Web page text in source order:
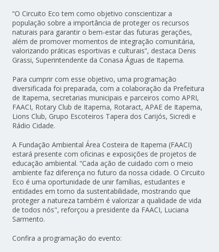
“O Circuito Eco tem como objetivo conscientizar a
população sobre a importância de proteger os recursos
naturais para garantir o bem-estar das futuras gerações,
além de promover momentos de integração comunitária,
valorizando práticas esportivas e culturais”, destaca Denis
Grassi, Superintendente da Conasa Águas de Itapema.
Para cumprir com esse objetivo, uma programação
diversificada foi preparada, com a colaboração da Prefeitura
de Itapema, secretarias municipais e parceiros como APRI,
FAACI, Rotary Club de Itapema, Rotaract, APAE de Itapema,
Lions Club, Grupo Escoteiros Tapera dos Carijós, Sicredi e
Rádio Cidade.
A Fundação Ambiental Área Costeira de Itapema (FAACI)
estará presente com oficinas e exposições de projetos de
educação ambiental. “Cada ação de cuidado com o meio
ambiente faz diferença no futuro da nossa cidade. O Circuito
Eco é uma oportunidade de unir famílias, estudantes e
entidades em torno da sustentabilidade, mostrando que
proteger a natureza também é valorizar a qualidade de vida
de todos nós", reforçou a presidente da FAACI, Luciana
Sarmento.
Confira a programação do evento: